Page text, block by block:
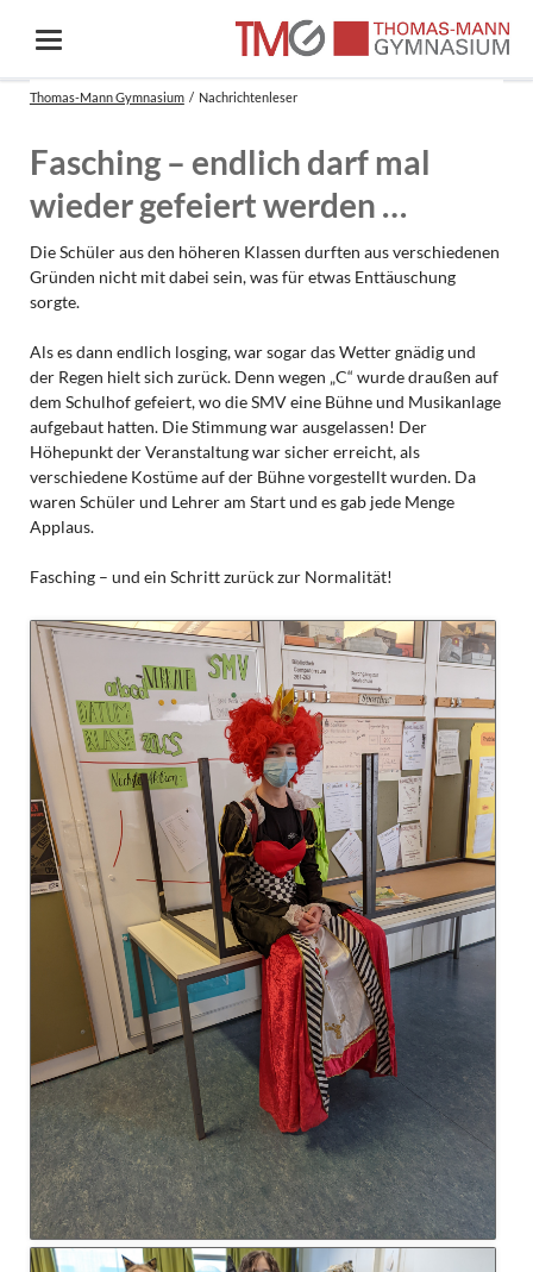
Thomas-Mann Gymnasium Nachrichtenleser
Fasching – endlich darf mal
wieder gefeiert werden …
Die Schüler aus den höheren Klassen durften aus verschiedenen
Gründen nicht mit dabei sein, was für etwas Enttäuschung
sorgte.
Als es dann endlich losging, war sogar das Wetter gnädig und
der Regen hielt sich zurück. Denn wegen „C“ wurde draußen auf
dem Schulhof gefeiert, wo die SMV eine Bühne und Musikanlage
aufgebaut hatten. Die Stimmung war ausgelassen! Der
Höhepunkt der Veranstaltung war sicher erreicht, als
verschiedene Kostüme auf der Bühne vorgestellt wurden. Da
waren Schüler und Lehrer am Start und es gab jede Menge
Applaus.
Fasching – und ein Schritt zurück zur Normalität!